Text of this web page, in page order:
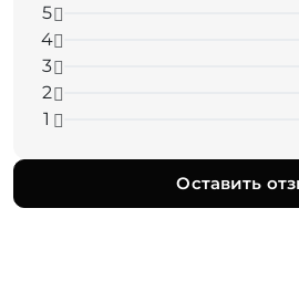
5
4
3
2
1
Оставить